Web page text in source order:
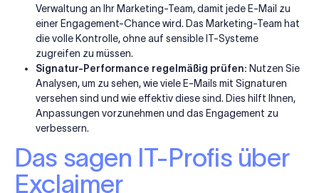
Verwaltung an Ihr Marketing-Team, damit jede E-Mail zu
einer Engagement-Chance wird. Das Marketing-Team hat
die volle Kontrolle, ohne auf sensible IT-Systeme
zugreifen zu müssen.
Signatur-Performance regelmäßig prüfen: Nutzen Sie
Analysen, um zu sehen, wie viele E-Mails mit Signaturen
versehen sind und wie effektiv diese sind. Dies hilft Ihnen,
Anpassungen vorzunehmen und das Engagement zu
verbessern.
Das sagen IT-Profis über
Exclaimer